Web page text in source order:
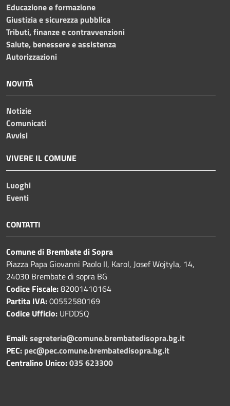
Educazione e formazione
Giustizia e sicurezza pubblica
Tributi, finanze e contravvenzioni
Salute, benessere e assistenza
Autorizzazioni
NOVITÀ
Notizie
Comunicati
Avvisi
VIVERE IL COMUNE
Luoghi
Eventi
CONTATTI
Comune di Brembate di Sopra
Piazza Papa Giovanni Paolo II, Karol, Josef Wojtyla, 14,
24030 Brembate di sopra BG
Codice Fiscale:82001410164
Partita IVA:00552580169
Codice Ufficio: UFDDSQ
Email:segreteria@comune.brembatedisopra.bg.it
PEC: pec@pec.comune.brembatedisopra.bg.it
Centralino Unico:035 623300